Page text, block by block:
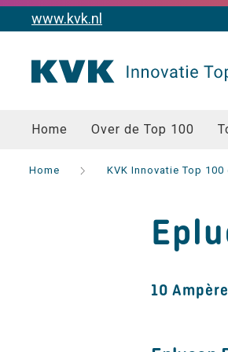
www.kvk.nl
Home Over de Top 100
Home KVK Innovatie Top 100
10